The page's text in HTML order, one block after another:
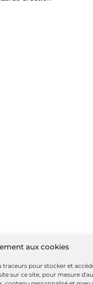
aux cookies
pour stocker et
sur ce site, pour mesure